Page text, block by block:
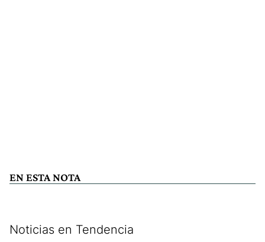
EN ESTA NOTA
Noticias en Tendencia